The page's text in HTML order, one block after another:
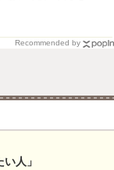
Recommended by
人」